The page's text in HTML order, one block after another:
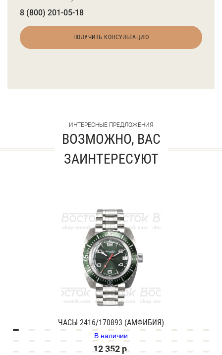
8 (800) 201-05-18
ПОЛУЧИТЬ КОНСУЛЬТАЦИЮ
ИНТЕРЕСНЫЕ ПРЕДЛОЖЕНИЯ
ВОЗМОЖНО, ВАС
ЗАИНТЕРЕСУЮТ
ЧАСЫ 2416/170893 (АМФИБИЯ)
В наличии
12 352 р.